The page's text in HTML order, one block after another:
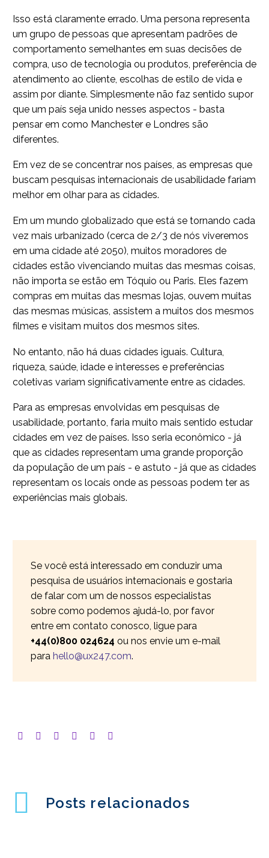
Isso está claramente errado. Uma persona representa
um grupo de pessoas que apresentam padrões de
comportamento semelhantes em suas decisões de
compra, uso de tecnologia ou produtos, preferência de
atendimento ao cliente, escolhas de estilo de vida e
assim por diante. Simplesmente não faz sentido supor
que um país seja unido nesses aspectos - basta
pensar em como Manchester e Londres são
diferentes.
Em vez de se concentrar nos países, as empresas que
buscam pesquisas internacionais de usabilidade fariam
melhor em olhar para as cidades.
Em um mundo globalizado que está se tornando cada
vez mais urbanizado (cerca de 2/3 de nós viveremos
em uma cidade até 2050), muitos moradores de
cidades estão vivenciando muitas das mesmas coisas,
não importa se estão em Tóquio ou Paris. Eles fazem
compras em muitas das mesmas lojas, ouvem muitas
das mesmas músicas, assistem a muitos dos mesmos
filmes e visitam muitos dos mesmos sites.
No entanto, não há duas cidades iguais. Cultura,
riqueza, saúde, idade e interesses e preferências
coletivas variam significativamente entre as cidades.
Para as empresas envolvidas em pesquisas de
usabilidade, portanto, faria muito mais sentido estudar
cidades em vez de países. Isso seria econômico - já
que as cidades representam uma grande proporção
da população de um país - e astuto - já que as cidades
representam os locais onde as pessoas podem ter as
experiências mais globais.
Se você está interessado em conduzir uma
pesquisa de usuários internacionais e gostaria
de falar com um de nossos especialistas
sobre como podemos ajudá-lo, por favor
entre em contato conosco, ligue para
+44(0)800 024624 ou nos envie um e-mail
para hello@ux247.com.
Posts relacionados